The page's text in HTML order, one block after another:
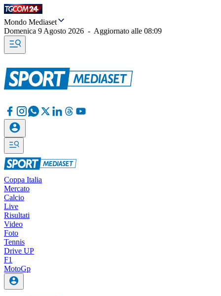
Mondo Mediaset
Domenica 9 Agosto 2026 - Aggiornato alle 08:09
Coppa Italia
Mercato
Calcio
Live
Risultati
Video
Foto
Tennis
Drive UP
F1
MotoGp